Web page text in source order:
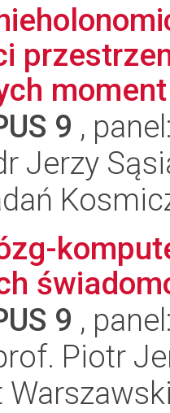
9 ,
Jerzy
9 ,
Piotr